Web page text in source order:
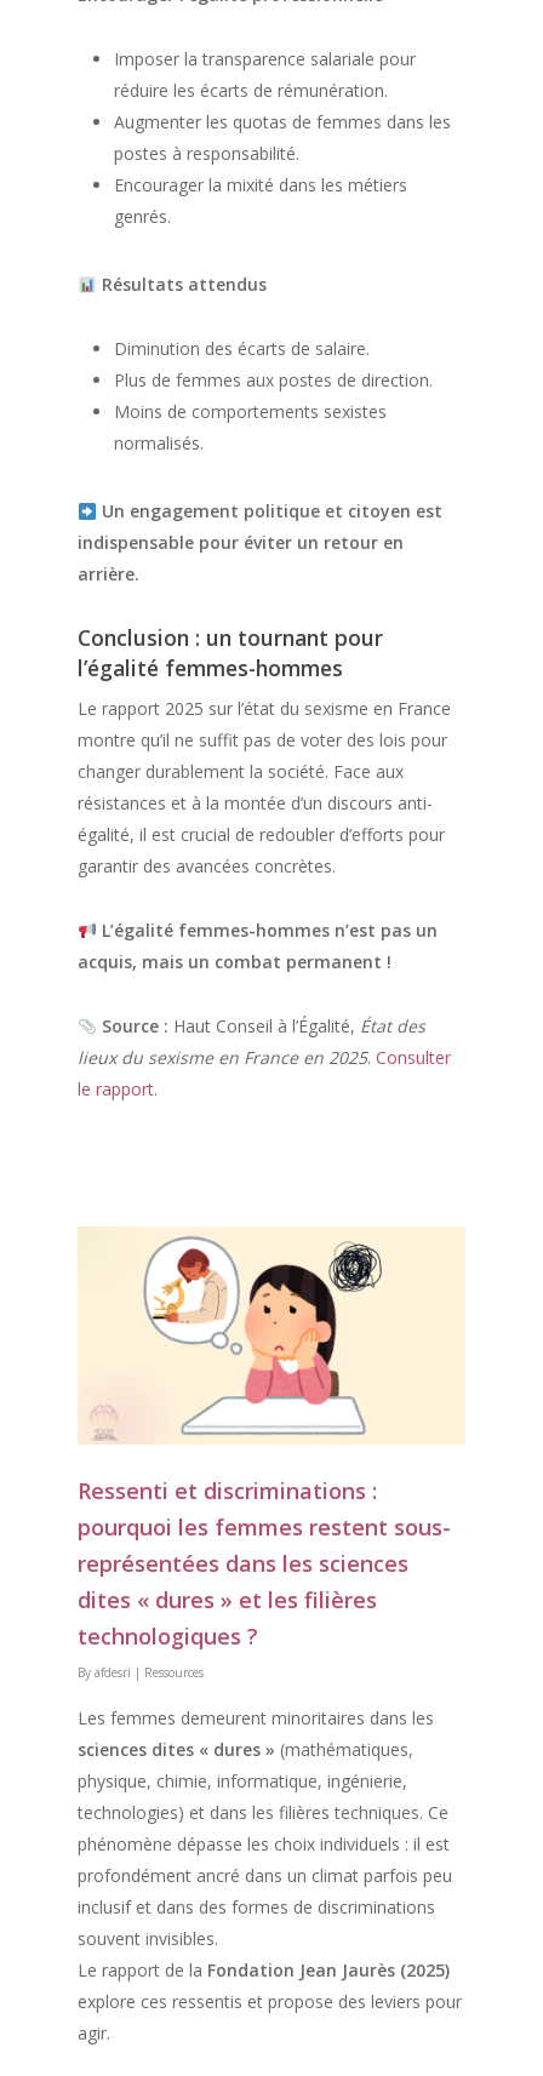
Imposer la transparence salariale pour
réduire les écarts de rémunération.
Augmenter les quotas de femmes dans les
postes à responsabilité.
Encourager la mixité dans les métiers
genrés.
Résultats attendus
Diminution des écarts de salaire.
Plus de femmes aux postes de direction.
Moins de comportements sexistes
normalisés.
Un engagement politique et citoyen est
indispensable pour éviter un retour en
arrière.
Conclusion : un tournant pour
l’égalité femmes-hommes
Le rapport 2025 sur l’état du sexisme en France
montre qu’il ne suffit pas de voter des lois pour
changer durablement la société. Face aux
résistances et à la montée d’un discours anti-
égalité, il est crucial de redoubler d’efforts pour
garantir des avancées concrètes.
L’égalité femmes-hommes n’est pas un
acquis, mais un combat permanent !
Source : Haut Conseil à l’Égalité, État des
lieux du sexisme en France en 2025. Consulter
le rapport.
Ressenti et discriminations :
pourquoi les femmes restent sous-
représentées dans les sciences
dites « dures » et les filières
technologiques ?
By afdesri | Ressources
Les femmes demeurent minoritaires dans les
sciences dites « dures » (mathématiques,
physique, chimie, informatique, ingénierie,
technologies) et dans les filières techniques. Ce
phénomène dépasse les choix individuels : il est
profondément ancré dans un climat parfois peu
inclusif et dans des formes de discriminations
souvent invisibles.
Le rapport de la Fondation Jean Jaurès (2025)
explore ces ressentis et propose des leviers pour
agir.